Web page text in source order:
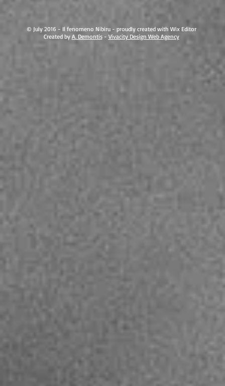
© July 2016 - Il fenomeno Nibiru - proudly created with Wix Editor
Created by A. Demontis- Vivacity Design Web Agency